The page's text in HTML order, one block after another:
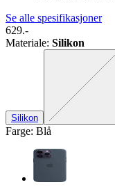
Se alle spesifikasjoner
629.-
Materiale: Silikon
Silikon
Nøyaktig
Farge: Blå